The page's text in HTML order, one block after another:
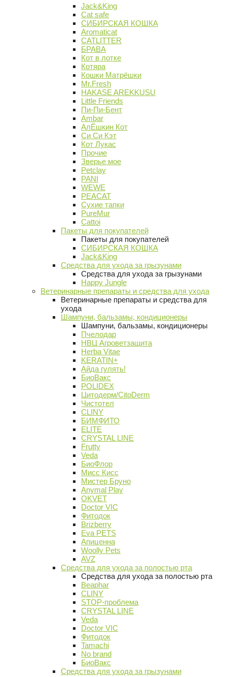
Jack&King
Cat safe
СИБИРСКАЯ КОШКА
Aromaticat
CATLITTER
БРАВА
Кот в лотке
Котяра
Кошки Матрёшки
Mr.Fresh
HAKASE AREKKUSU
Little Friends
Пи-Пи-Бент
Ambar
АлЁшкин Кот
Си Си Кэт
Кот Лукас
Прочие
Зверье мое
Petclay
PANI
WEWE
PEACAT
Сухие тапки
PureMur
Cattoi
Пакеты для покупателей
Пакеты для покупателей
СИБИРСКАЯ КОШКА
Jack&King
Средства для ухода за грызунами
Средства для ухода за грызунами
Happy Jungle
Ветеринарные препараты и средства для ухода
Ветеринарные препараты и средства для
ухода
Шампуни, бальзамы, кондиционеры
Шампуни, бальзамы, кондиционеры
Пчелодар
НВЦ Агроветзащита
Herba Vitae
KERATIN+
Айда гулять!
БиоВакс
POLIDEX
Цитодерм/CitoDerm
Чистотел
CLINY
БИМФИТО
ELITE
CRYSTAL LINE
Frutty
Veda
БиоФлор
Мисс Кисс
Мистер Бруно
Anymal Play
OKVET
Doctor VIC
Фитодок
Brizberry
Eva PETS
Апиценна
Woolly Pets
AVZ
Средства для ухода за полостью рта
Средства для ухода за полостью рта
Beaphar
CLINY
STOP-проблема
CRYSTAL LINE
Veda
Doctor VIC
Фитодок
Tamachi
No brand
БиоВакс
Средства для ухода за грызунами